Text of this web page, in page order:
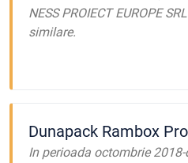
NESS PROIECT EUROPE
similare.
Dunapack Rambox
In perioada octombrie